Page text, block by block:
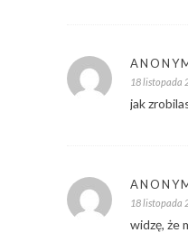
18 listopada
jak
18 listopada
widzę, że